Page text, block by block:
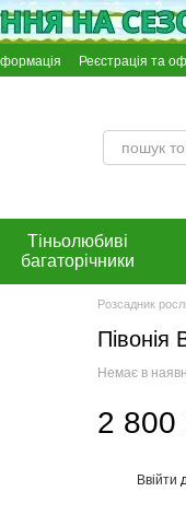
Реєстрація та
Тіньолюбиві
багаторічники
Розсадник
Півонія
Немає в
2 800
Ввійти